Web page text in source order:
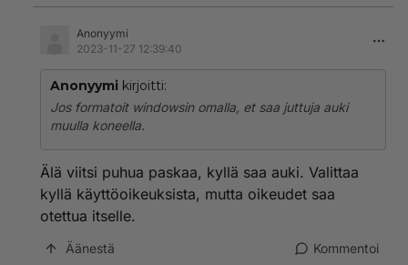
Anonyymi
2023-11-27 12:39:40
Anonyymi kirjoitti:
Jos formatoit windowsin omalla, et saa juttuja auki
muulla koneella.
Älä viitsi puhua paskaa, kyllä saa auki. Valittaa
kyllä käyttöoikeuksista, mutta oikeudet saa
otettua itselle.
Äänestä Kommentoi